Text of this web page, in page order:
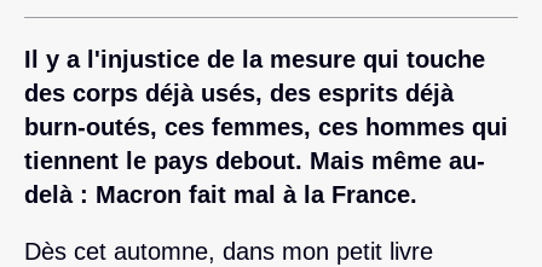
Il y a l'injustice de la mesure qui touche
des corps déjà usés, des esprits déjà
burn-outés, ces femmes, ces hommes qui
tiennent le pays debout. Mais même au-
delà : Macron fait mal à la France.
Dès cet automne, dans mon petit livre